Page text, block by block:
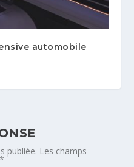
automobile
publiée. Les champs
*